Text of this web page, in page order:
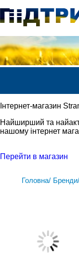
Iнтернет-магазин
Найширший та
нашому інтернет
Перейти в магазин
Головна/ Бренди/